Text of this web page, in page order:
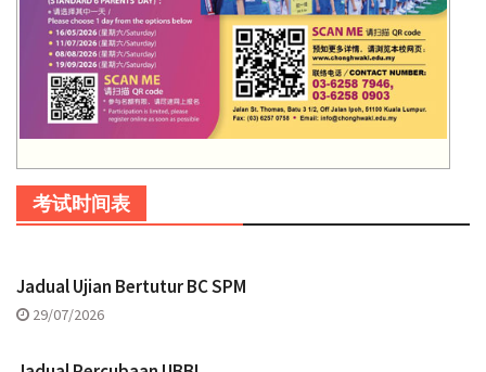
考试时间表
Jadual Ujian Bertutur BC SPM
29/07/2026